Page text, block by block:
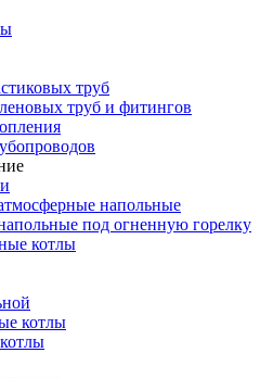
труб
труб и фитингов
напольные
под огненную горелку
котлы
котлы